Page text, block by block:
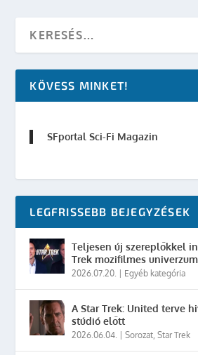
KÖVESS MINKET!
SFportal Sci-Fi Magazin
LEGFRISSEBB BEJEGYZÉSEK
Teljesen új szereplőkkel
Trek mozifilmes
2026.07.20. Egyéb kategória
A Star Trek: United terve
stúdió előtt
2026.06.04. |Sorozat ,Star Trek